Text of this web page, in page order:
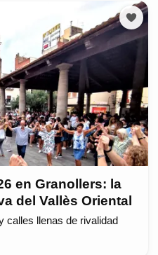
en Granollers: la
del Vallès Oriental
calles llenas de rivalidad